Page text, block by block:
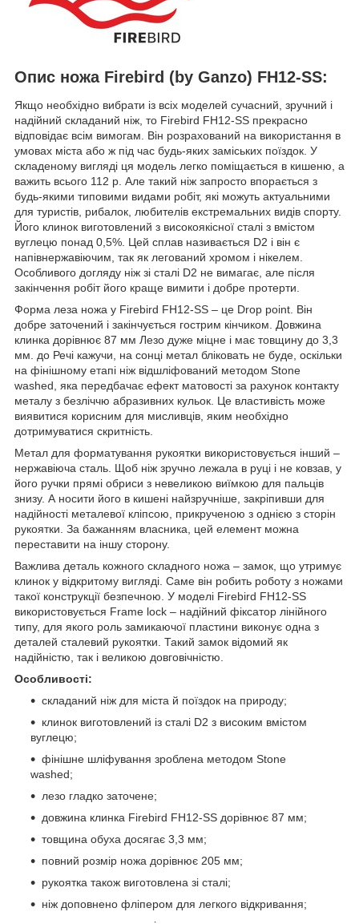
Опис ножа Firebird (by Ganzo) FH12-SS:
Якщо необхідно вибрати із всіх моделей сучасний, зручний і
надійний складаний ніж, то Firebird FH12-SS прекрасно
відповідає всім вимогам. Він розрахований на використання в
умовах міста або ж під час будь-яких заміських поїздок. У
складеному вигляді ця модель легко поміщається в кишеню, а
важить всього 112 р. Але такий ніж запросто впорається з
будь-якими типовими видами робіт, які можуть актуальними
для туристів, рибалок, любителів екстремальних видів спорту.
Його клинок виготовлений з високоякісної сталі з вмістом
вуглецю понад 0,5%. Цей сплав називається D2 і він є
напівнержавіючим, так як легований хромом і нікелем.
Особливого догляду ніж зі сталі D2 не вимагає, але після
закінчення робіт його краще вимити і добре протерти.
Форма леза ножа у Firebird FH12-SS – це Drop point. Він
добре заточений і закінчується гострим кінчиком. Довжина
клинка дорівнює 87 мм Лезо дуже міцне і має товщину до 3,3
мм. до Речі кажучи, на сонці метал бліковать не буде, оскільки
на фінішному етапі ніж відшліфований методом Stone
washed, яка передбачає ефект матовості за рахунок контакту
металу з безліччю абразивних кульок. Це властивість може
виявитися корисним для мисливців, яким необхідно
дотримуватися скритність.
Метал для форматування рукоятки використовується інший –
нержавіюча сталь. Щоб ніж зручно лежала в руці і не ковзав, у
його ручки прямі обриси з невеликою виїмкою для пальців
знизу. А носити його в кишені найзручніше, закріпивши для
надійності металевої кліпсою, прикрученою з однією з сторін
рукоятки. За бажанням власника, цей елемент можна
переставити на іншу сторону.
Важлива деталь кожного складного ножа – замок, що утримує
клинок у відкритому вигляді. Саме він робить роботу з ножами
такої конструкції безпечною. У моделі Firebird FH12-SS
використовується Frame lock – надійний фіксатор лінійного
типу, для якого роль замикаючої пластини виконує одна з
деталей сталевий рукоятки. Такий замок відомий як
надійністю, так і великою довговічністю.
Особливості:
складаний ніж для міста й поїздок на природу;
клинок виготовлений із сталі D2 з високим вмістом
вуглецю;
фінішне шліфування зроблена методом Stone
washed;
лезо гладко заточене;
довжина клинка Firebird FH12-SS дорівнює 87 мм;
товщина обуха досягає 3,3 мм;
повний розмір ножа дорівнює 205 мм;
рукоятка також виготовлена зі сталі;
ніж доповнено фліпером для легкого відкривання;